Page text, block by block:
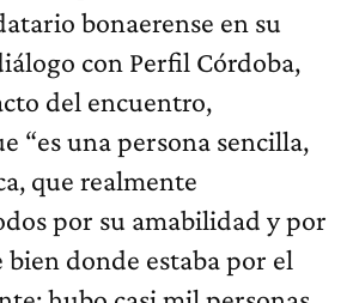
bonaerense en su
con Perfil Córdoba,
del encuentro,
“es una persona sencilla,
que realmente
por su amabilidad y por
bien donde estaba por el